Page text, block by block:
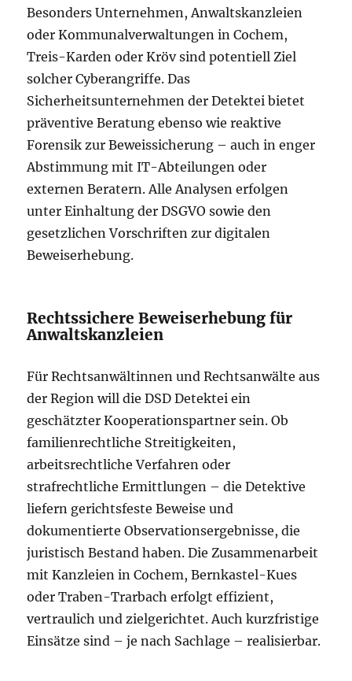
Besonders Unternehmen, Anwaltskanzleien
oder Kommunalverwaltungen in Cochem,
Treis-Karden oder Kröv sind potentiell Ziel
solcher Cyberangriffe. Das
Sicherheitsunternehmen der Detektei bietet
präventive Beratung ebenso wie reaktive
Forensik zur Beweissicherung – auch in enger
Abstimmung mit IT-Abteilungen oder
externen Beratern. Alle Analysen erfolgen
unter Einhaltung der DSGVO sowie den
gesetzlichen Vorschriften zur digitalen
Beweiserhebung.
Rechtssichere Beweiserhebung für
Anwaltskanzleien
Für Rechtsanwältinnen und Rechtsanwälte aus
der Region will die DSD Detektei ein
geschätzter Kooperationspartner sein. Ob
familienrechtliche Streitigkeiten,
arbeitsrechtliche Verfahren oder
strafrechtliche Ermittlungen – die Detektive
liefern gerichtsfeste Beweise und
dokumentierte Observationsergebnisse, die
juristisch Bestand haben. Die Zusammenarbeit
mit Kanzleien in Cochem, Bernkastel-Kues
oder Traben-Trarbach erfolgt effizient,
vertraulich und zielgerichtet. Auch kurzfristige
Einsätze sind – je nach Sachlage – realisierbar.